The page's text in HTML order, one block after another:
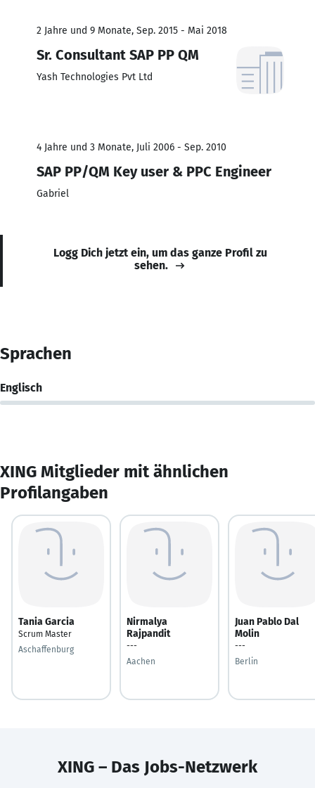
2 Jahre und 9 Monate, Sep. 2015 - Mai 2018
Sr. Consultant SAP PP QM
Yash Technologies Pvt Ltd
4 Jahre und 3 Monate, Juli 2006 - Sep. 2010
SAP PP/QM Key user & PPC Engineer
Gabriel
Logg Dich jetzt ein, um das ganze Profil zu
sehen.
Sprachen
Englisch
XING Mitglieder mit ähnlichen
Profilangaben
Tania Garcia
Scrum Master
Aschaffenburg
Nirmalya
Rajpandit
---
Aachen
Juan Pablo Dal
Molin
---
Berlin
XING – Das Jobs-Netzwerk